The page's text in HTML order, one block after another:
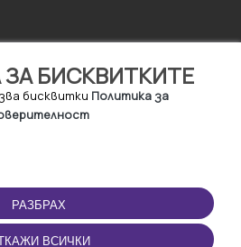
БИСКВИТКИТЕ
бисквитки Политика за
РАЗБРАХ
ВСИЧКИ
ПРИЛОЖЕНИЕТО